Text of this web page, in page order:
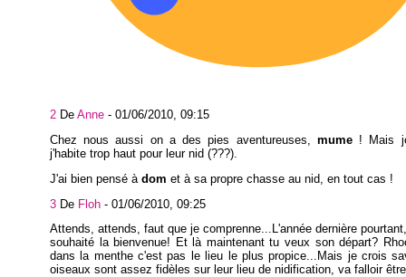
2 De Anne - 01/06/2010, 09:15
Chez nous aussi on a des pies aventureuses, mume! Mais
j'habite trop haut pour leur nid (???).
J'ai bien pensé à dom et à sa propre chasse au nid, en tout cas !
3 De Floh - 01/06/2010, 09:25
Attends, attends, faut que je comprenne...L'année dernière
souhaité la bienvenue! Et là maintenant tu veux son départ?
dans la menthe c'est pas le lieu le plus propice...Mais je crois
oiseaux sont assez fidèles sur leur lieu de nidification, va falloir